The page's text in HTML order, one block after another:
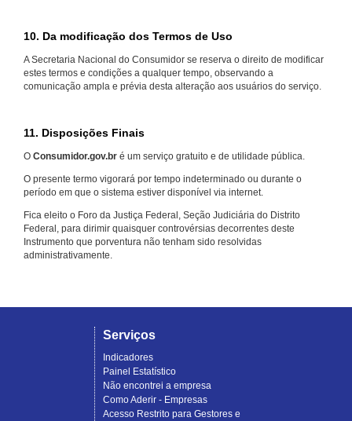
10. Da modificação dos Termos de Uso
A Secretaria Nacional do Consumidor se reserva o direito de modificar
estes termos e condições a qualquer tempo, observando a
comunicação ampla e prévia desta alteração aos usuários do serviço.
11. Disposições Finais
O Consumidor.gov.br é um serviço gratuito e de utilidade pública.
O presente termo vigorará por tempo indeterminado ou durante o
período em que o sistema estiver disponível via internet.
Fica eleito o Foro da Justiça Federal, Seção Judiciária do Distrito
Federal, para dirimir quaisquer controvérsias decorrentes deste
Instrumento que porventura não tenham sido resolvidas
administrativamente.
Serviços
Indicadores
Painel Estatístico
Não encontrei a empresa
Como Aderir - Empresas
Acesso Restrito para Gestores e